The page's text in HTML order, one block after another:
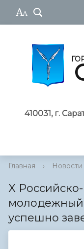
410031, г.
Главная › Новости
X
молодежный
успешно